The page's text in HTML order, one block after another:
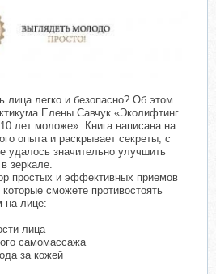
лица легко и безопасно? Об этом
Елены Савчук «Эколифтинг
лет моложе». Книга написана на
опыта и раскрывает секреты, с
удалось значительно улучшить
зеркале.
простых и эффективных приемов
сможете противостоять
на лице:
лица
самомассажа
за кожей